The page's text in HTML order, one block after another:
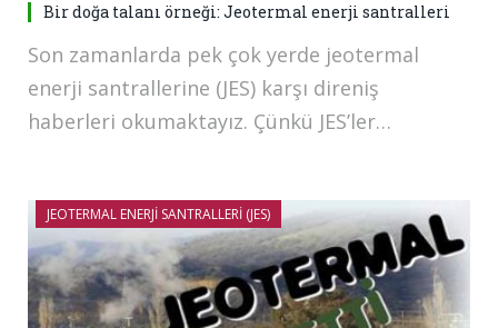
Bir doğa talanı örneği: Jeotermal enerji santralleri
Son zamanlarda pek çok yerde jeotermal
enerji santrallerine (JES) karşı direniş
haberleri okumaktayız. Çünkü JES’ler…
JEOTERMAL ENERJI SANTRALLERI (JES)